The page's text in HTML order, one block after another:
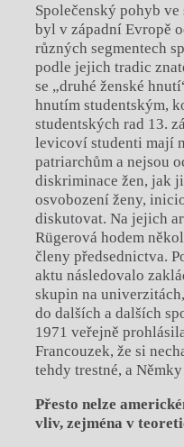
Společenský pohyb
byl v západní Evropě
různých segmentech
podle jejich tradic
se „druhé ženské
hnutím studentským,
studentských rad 13.
levicoví studenti mají
patriarchům a nejsou
diskriminace žen, jak
osvobození ženy,
diskutovat. Na jejich
Rügerová hodem
členy předsednictva.
aktu následovalo
skupin na
do dalších a dalších
1971 veřejně
Francouzek, že si
tehdy trestné, a
Přesto nelze
vliv, zejména v